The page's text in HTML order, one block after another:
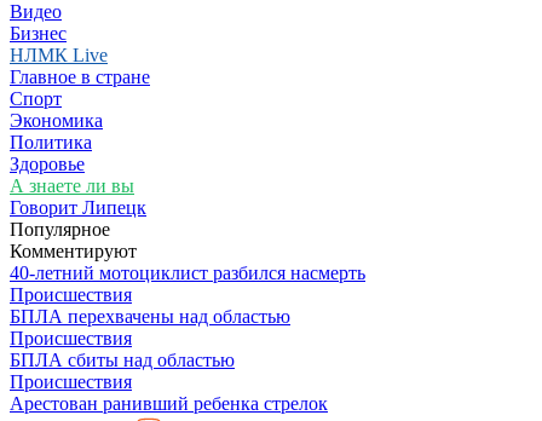
Видео
Бизнес
НЛМК Live
Главное в стране
Спорт
Экономика
Политика
Здоровье
А знаете ли вы
Говорит Липецк
Популярное
Комментируют
40-летний мотоциклист разбился насмерть
Происшествия
БПЛА перехвачены над областью
Происшествия
БПЛА сбиты над областью
Происшествия
Арестован ранивший ребенка стрелок